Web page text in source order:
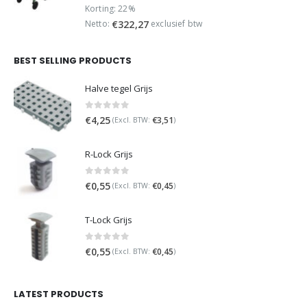
was:
€499,95. €389,95.
Korting: 22%
Netto: €322,27exclusief btw
BEST SELLING PRODUCTS
Halve tegel Grijs
0 out of 5
€4,25 (Excl. BTW: €3,51)
R-Lock Grijs
0 out of 5
€0,55 (Excl. BTW: €0,45)
T-Lock Grijs
0 out of 5
€0,55 (Excl. BTW: €0,45)
LATEST PRODUCTS